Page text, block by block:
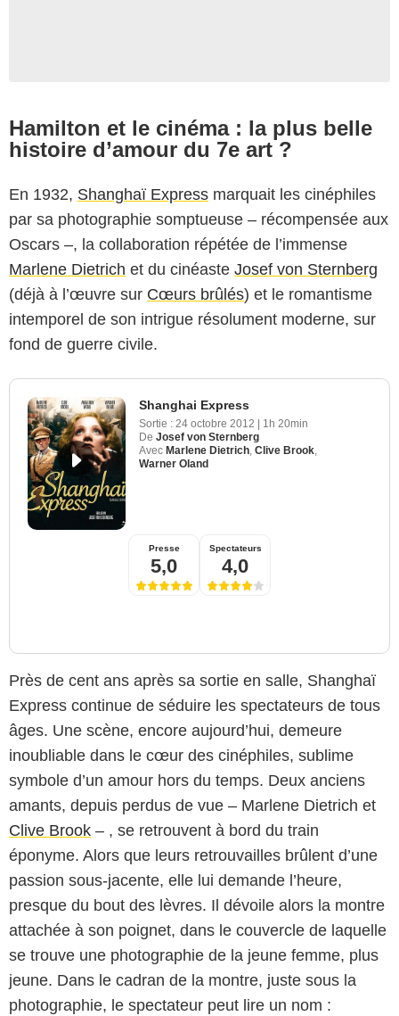
Hamilton et le cinéma : la plus belle
histoire d’amour du 7e art ?
En 1932, Shanghaï Express marquait les cinéphiles
par sa photographie somptueuse – récompensée aux
Oscars –, la collaboration répétée de l’immense
Marlene Dietrich et du cinéaste Josef von Sternberg
(déjà à l’œuvre sur Cœurs brûlés) et le romantisme
intemporel de son intrigue résolument moderne, sur
fond de guerre civile.
Shanghai Express
Sortie : 24 octobre 2012 | 1h 20min
De Josef von Sternberg
Avec Marlene Dietrich Clive Brook
Warner Oland
Presse
5,0
Spectateurs
4,0
Près de cent ans après sa sortie en salle, Shanghaï
Express continue de séduire les spectateurs de tous
âges. Une scène, encore aujourd’hui, demeure
inoubliable dans le cœur des cinéphiles, sublime
symbole d’un amour hors du temps. Deux anciens
amants, depuis perdus de vue – Marlene Dietrich et
Clive Brook – , se retrouvent à bord du train
éponyme. Alors que leurs retrouvailles brûlent d’une
passion sous-jacente, elle lui demande l’heure,
presque du bout des lèvres. Il dévoile alors la montre
attachée à son poignet, dans le couvercle de laquelle
se trouve une photographie de la jeune femme, plus
jeune. Dans le cadran de la montre, juste sous la
photographie, le spectateur peut lire un nom :